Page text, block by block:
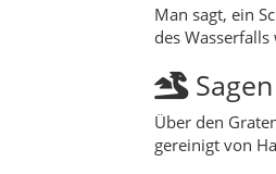
Alle
Aşağı
Aşağı